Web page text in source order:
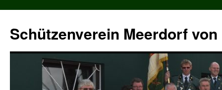
springen
Schützenverein Meerdorf von